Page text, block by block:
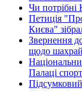
Чи потрібні
Петиція
Києва"
Звернення
щодо
Палаці